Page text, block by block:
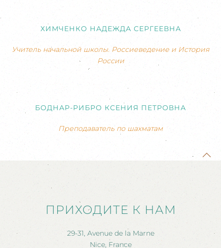
ХИМЧЕНКО НАДЕЖДА СЕРГЕЕВНА
Учитель начальной школы. Россиеведение и История
России
БОДНАР-РИБРО КСЕНИЯ ПЕТРОВНА
Преподаватель по шахматам
ПРИХОДИТЕ К НАМ
29-31, Avenue de la Marne
Nice, France